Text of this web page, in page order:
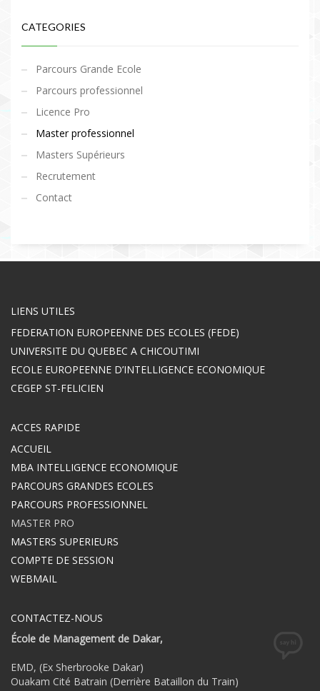
CATEGORIES
Parcours Grande Ecole
Parcours professionnel
Licence Pro
Master professionnel
Masters Supérieurs
Recrutement
Contact
LIENS UTILES
FEDERATION EUROPEENNE DES ECOLES (FEDE)
UNIVERSITE DU QUEBEC A CHICOUTIMI
ECOLE EUROPEENNE D’INTELLIGENCE ECONOMIQUE
CEGEP ST-FELICIEN
ACCES RAPIDE
ACCUEIL
MBA INTELLIGENCE ECONOMIQUE
PARCOURS GRANDES ECOLES
PARCOURS PROFESSIONNEL
MASTER PRO
MASTERS SUPERIEURS
COMPTE DE SESSION
WEBMAIL
CONTACTEZ-NOUS
École de Management de Dakar,
EMD, (Ex Sherbrooke Dakar)
Ouakam Cité Batrain (Derrière Bataillon du Train)